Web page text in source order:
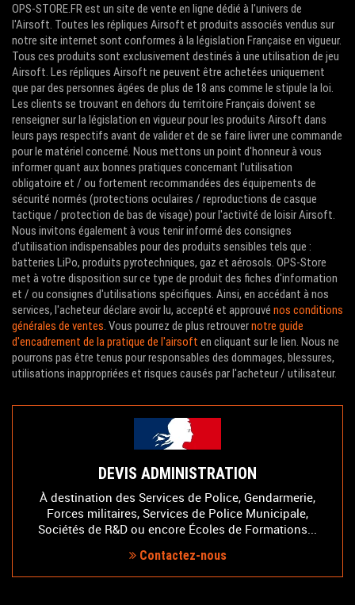
OPS-STORE.FR est un site de vente en ligne dédié à l'univers de
l'Airsoft. Toutes les répliques Airsoft et produits associés vendus sur
notre site internet sont conformes à la législation Française en vigueur.
Tous ces produits sont exclusivement destinés à une utilisation de jeu
Airsoft. Les répliques Airsoft ne peuvent être achetées uniquement
que par des personnes âgées de plus de 18 ans comme le stipule la loi.
Les clients se trouvant en dehors du territoire Français doivent se
renseigner sur la législation en vigueur pour les produits Airsoft dans
leurs pays respectifs avant de valider et de se faire livrer une commande
pour le matériel concerné. Nous mettons un point d'honneur à vous
informer quant aux bonnes pratiques concernant l'utilisation
obligatoire et / ou fortement recommandées des équipements de
sécurité normés (protections oculaires / reproductions de casque
tactique / protection de bas de visage) pour l'activité de loisir Airsoft.
Nous invitons également à vous tenir informé des consignes
d'utilisation indispensables pour des produits sensibles tels que :
batteries LiPo, produits pyrotechniques, gaz et aérosols. OPS-Store
met à votre disposition sur ce type de produit des fiches d'information
et / ou consignes d'utilisations spécifiques. Ainsi, en accédant à nos
services, l'acheteur déclare avoir lu, accepté et approuvé nos conditions
générales de ventes. Vous pourrez de plus retrouvernotre guide
d'encadrement de la pratique de l'airsoft en cliquant sur le lien. Nous ne
pourrons pas être tenus pour responsables des dommages, blessures,
utilisations inappropriées et risques causés par l'acheteur / utilisateur.
DEVIS ADMINISTRATION
À destination des Services de Police, Gendarmerie,
Forces militaires, Services de Police Municipale,
Sociétés de R&D ou encore Écoles de Formations...
Contactez-nous